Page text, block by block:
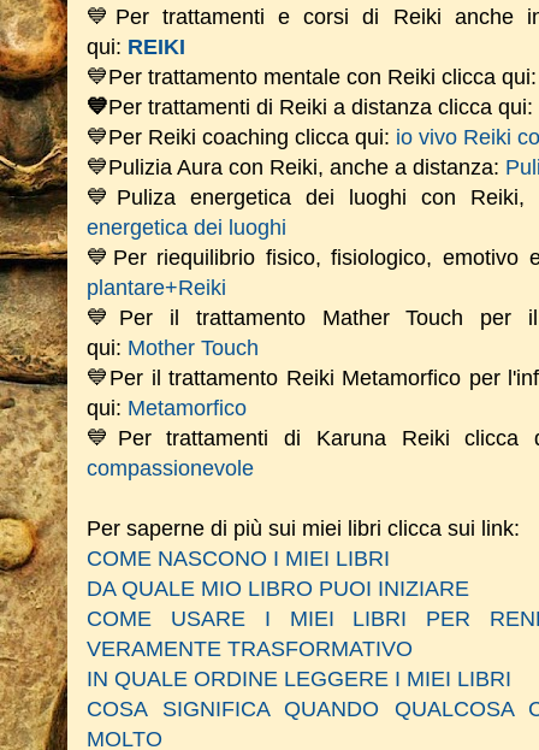
💙Per trattamenti e corsi di Reiki anche
qui: REIKI
💙Per trattamento mentale con Reiki clicca
💙Per trattamenti di Reiki a distanza clicca qui:
💙Per Reiki coaching clicca qui: io vivo Reiki
💙Pulizia Aura con Reiki, anche a distanza:
💙Puliza energetica dei luoghi con
energetica dei luoghi
💙Per riequilibrio fisico, fisiologico, emotivo
plantare+Reiki
💙Per il trattamento Mather Touch per
qui: Mother Touch
💙Per il trattamento Reiki Metamorfico per
qui: Metamorfico
💙Per trattamenti di Karuna Reiki
compassionevole
Per saperne di più sui miei libri clicca sui link:
COME NASCONO I MIEI LIBRI
DA QUALE MIO LIBRO PUOI INIZIARE
COME USARE I MIEI LIBRI PER
VERAMENTE TRASFORMATIVO
IN QUALE ORDINE LEGGERE I MIEI LIBRI
COSA SIGNIFICA QUANDO QUALCOSA
MOLTO